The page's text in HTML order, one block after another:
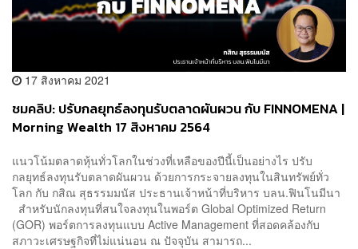
17 สิงหาคม 2021
ชมคลิป: ปรับกลยุทธ์ลงทุนรับตลาดผันผวน กับ FINNOMENA |
Morning Wealth 17 สิงหาคม 2564
แนวโน้มตลาดหุ้นทั่วโลกในช่วงที่เหลือของปีนี้เป็นอย่างไร ปรับ
กลยุทธ์ลงทุนรับตลาดผันผวน ด้วยการกระจายลงทุนในสินทรัพย์ทั่ว
โลก กับ กสิณ สุธรรมมนัส ประธานเจ้าหน้าที่บริหาร บลน.ฟินโนมีนา
สำหรับนักลงทุนที่สนใจลงทุนในพอร์ต Global Optimized Return
(GOR) พอร์ตการลงทุนแบบ Active Management ที่สอดคล้องกับ
สภาวะเศรษฐกิจที่ไม่แน่นอน ณ ปัจจุบัน สามารถ...